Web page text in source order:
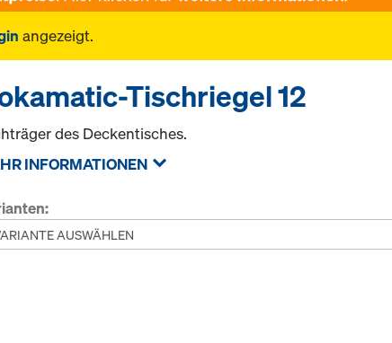
angezeigt.
Tischriegel 12
des Deckentisches.
INFORMATIONEN